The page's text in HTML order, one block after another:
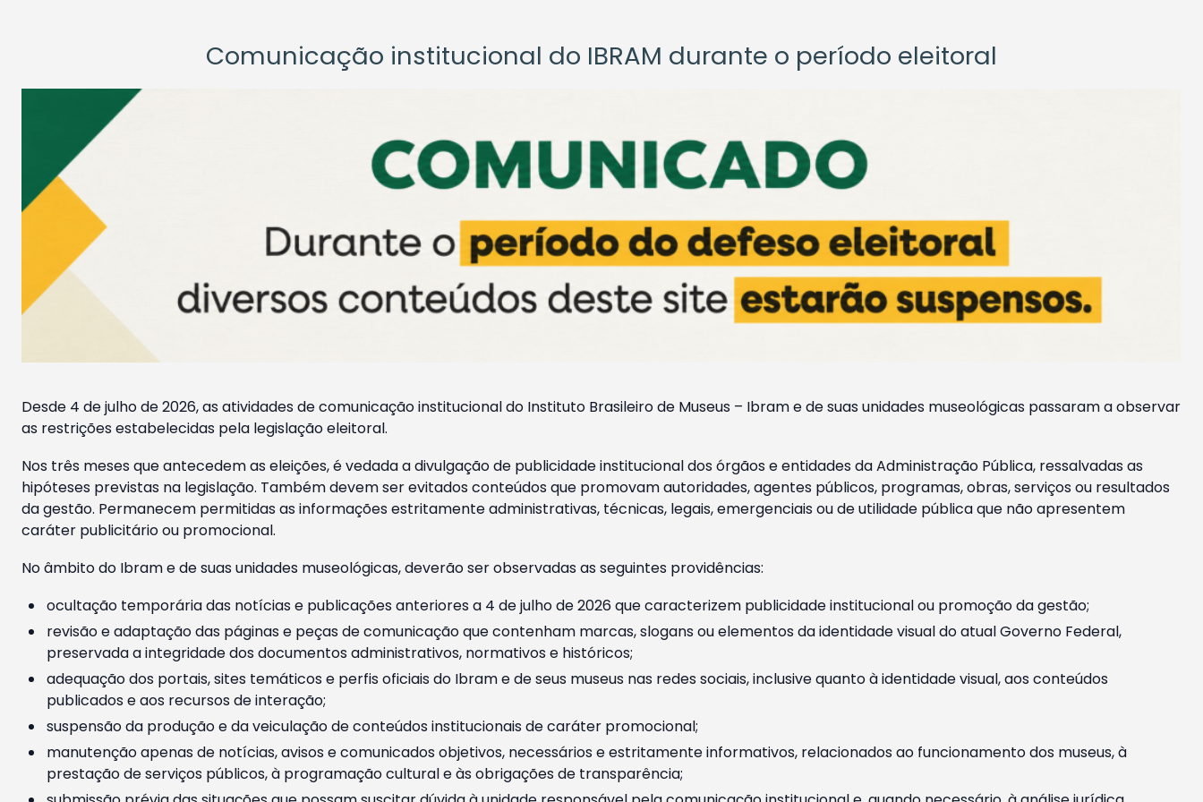
Comunicação institucional do IBRAM durante o período eleitoral
Desde 4 de julho de 2026, as atividades de comunicação institucional do Instituto Brasileiro de Museus – Ibram e de suas unidades museológicas passaram a observar
as restrições estabelecidas pela legislação eleitoral.
Nos três meses que antecedem as eleições, é vedada a divulgação de publicidade institucional dos órgãos e entidades da Administração Pública, ressalvadas as
hipóteses previstas na legislação. Também devem ser evitados conteúdos que promovam autoridades, agentes públicos, programas, obras, serviços ou resultados
da gestão. Permanecem permitidas as informações estritamente administrativas, técnicas, legais, emergenciais ou de utilidade pública que não apresentem
caráter publicitário ou promocional.
No âmbito do Ibram e de suas unidades museológicas, deverão ser observadas as seguintes providências:
ocultação temporária das notícias e publicações anteriores a 4 de julho de 2026 que caracterizem publicidade institucional ou promoção da gestão;
revisão e adaptação das páginas e peças de comunicação que contenham marcas, slogans ou elementos da identidade visual do atual Governo Federal,
preservada a integridade dos documentos administrativos, normativos e históricos;
adequação dos portais, sites temáticos e perfis oficiais do Ibram e de seus museus nas redes sociais, inclusive quanto à identidade visual, aos conteúdos
publicados e aos recursos de interação;
suspensão da produção e da veiculação de conteúdos institucionais de caráter promocional;
manutenção apenas de notícias, avisos e comunicados objetivos, necessários e estritamente informativos, relacionados ao funcionamento dos museus, à
prestação de serviços públicos, à programação cultural e às obrigações de transparência;